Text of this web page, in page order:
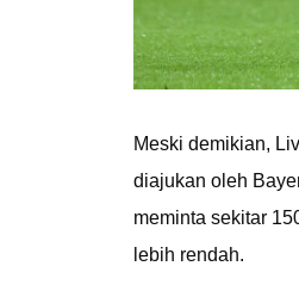
Meski demikian,
diajukan oleh
meminta sekitar
lebih rendah.